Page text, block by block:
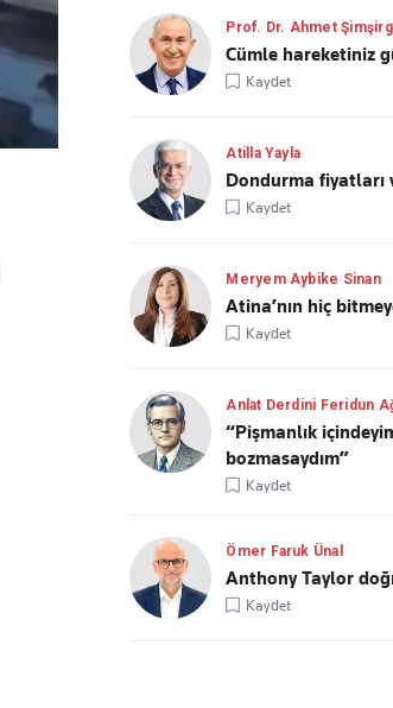
Prof. Dr. Ahmet
Cümle hareketiniz
Kaydet
Atilla Yayla
Dondurma fiyatları
Kaydet
Meryem Aybike Sinan
Atina’nın hiç
Kaydet
Anlat Derdini Feridun
“Pişmanlık
bozmasaydım”
Kaydet
Ömer Faruk Ünal
Anthony Taylor
Kaydet